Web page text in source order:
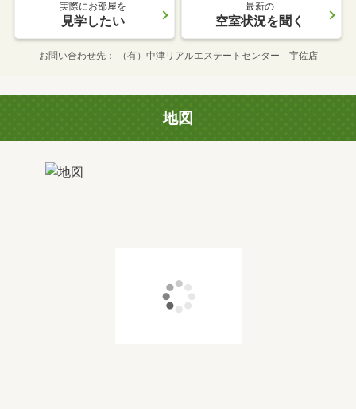
実際にお部屋を
見学したい
最新の
空室状況を聞く
お問い合わせ先 （有）中津リアルエステートセンター 宇佐店
地図